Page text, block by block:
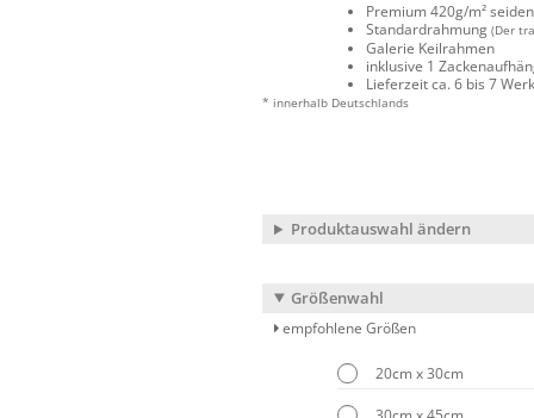
Premium 420g/m²
Standardrahmung (Der
Galerie Keilrahmen
inklusive 1
Lieferzeit ca. 6 bis 7
* innerhalb Deutschlands
Produktauswahl ändern
Größenwahl
empfohlene Größen
20cm x 30cm